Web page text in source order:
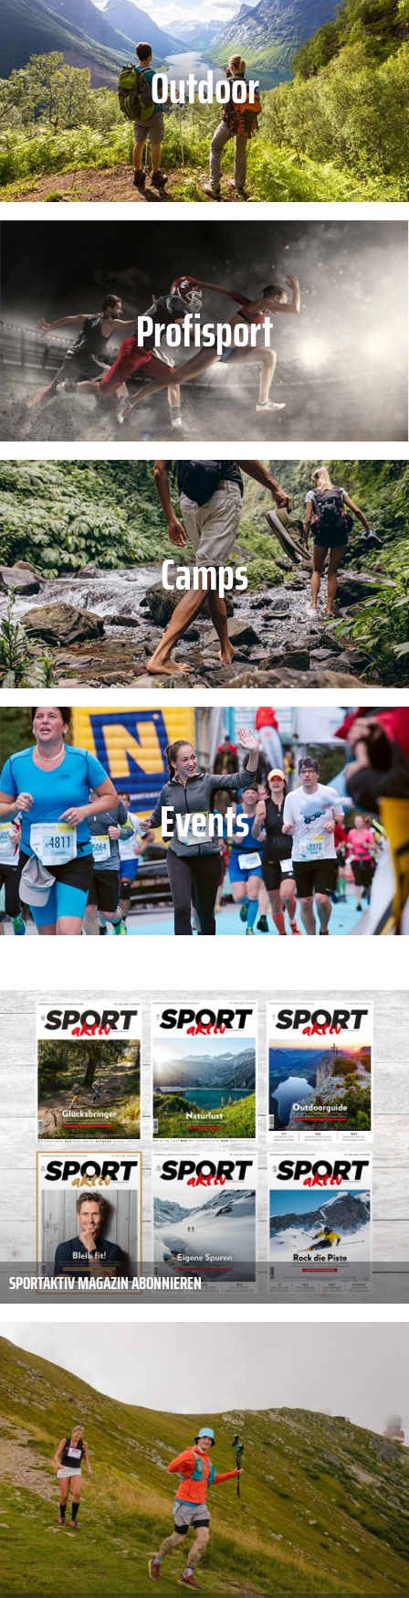
Outdoor
Profisport
Camps
Events
SPORTAKTIV MAGAZIN ABONNIEREN